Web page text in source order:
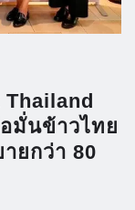
มั่นข้าวไทย
ยกว่า 80